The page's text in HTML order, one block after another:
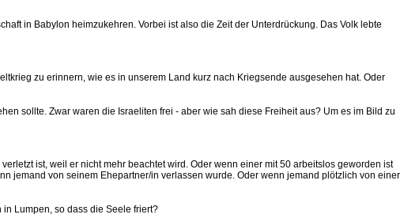
in Babylon heimzukehren. Vorbei ist also die Zeit der Unterdrückung. Das Volk lebte
zu erinnern, wie es in unserem Land kurz nach Kriegsende ausgesehen hat. Oder
sollte. Zwar waren die Israeliten frei - aber wie sah diese Freiheit aus? Um es im Bild zu
ist, weil er nicht mehr beachtet wird. Oder wenn einer mit 50 arbeitslos geworden ist
jemand von seinem Ehepartner/in verlassen wurde. Oder wenn jemand plötzlich von einer
Lumpen, so dass die Seele friert?